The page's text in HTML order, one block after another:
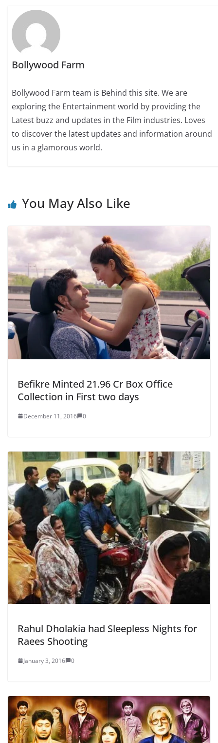
Bollywood Farm
Bollywood Farm team is Behind this site. We are
exploring the Entertainment world by providing the
Latest buzz and updates in the Film industries. Loves
to discover the latest updates and information around
us in a glamorous world.
You May Also Like
Befikre Minted 21.96 Cr Box Office
Collection in First two days
December 11, 2016 0
Rahul Dholakia had Sleepless Nights for
Raees Shooting
January 3, 2016 0